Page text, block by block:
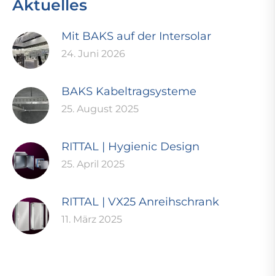
Aktuelles
Mit BAKS auf der Intersolar
24. Juni 2026
BAKS Kabeltragsysteme
25. August 2025
RITTAL | Hygienic Design
25. April 2025
RITTAL | VX25 Anreihschrank
11. März 2025